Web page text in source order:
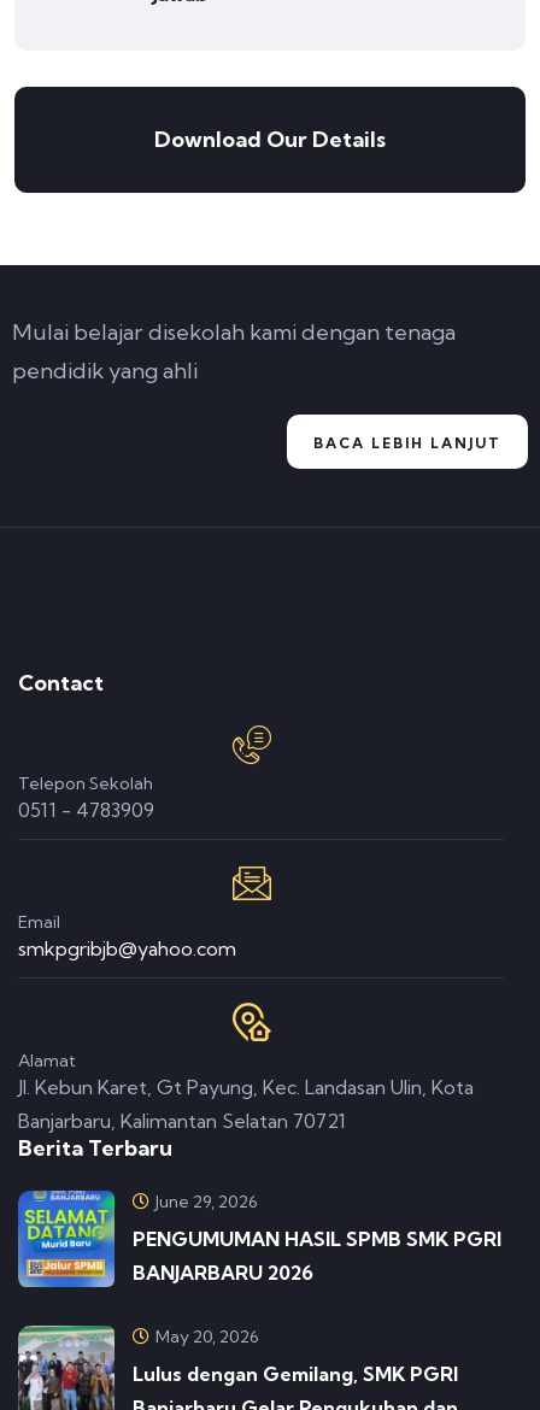
Download Our Details
Mulai belajar disekolah kami dengan tenaga
pendidik yang ahli
BACA LEBIH LANJUT
Contact
Telepon Sekolah
0511 - 4783909
Email
smkpgribjb@yahoo.com
Alamat
Jl. Kebun Karet, Gt Payung, Kec. Landasan Ulin, Kota
Banjarbaru, Kalimantan Selatan 70721
Berita Terbaru
June 29, 2026
PENGUMUMAN HASIL SPMB SMK PGRI
BANJARBARU 2026
May 20, 2026
Lulus dengan Gemilang, SMK PGRI